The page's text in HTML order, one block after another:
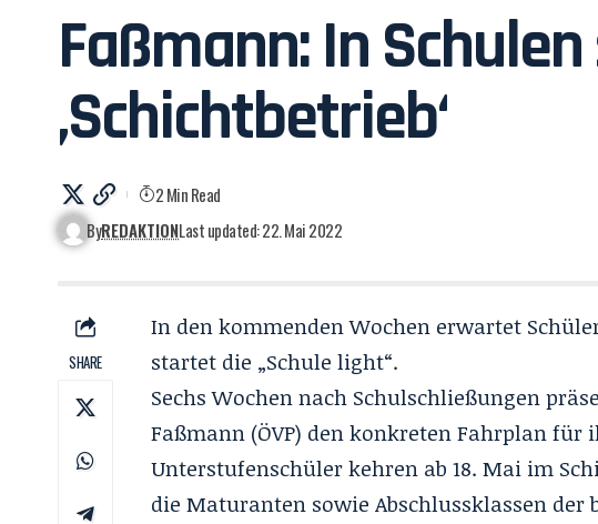
Faßmann: In
‚Schichtbetrieb‘
ByREDAKTIONLast updated: 22. Mai 2022
2 Min Read
SHARE
In den kommenden Wochen erwartet
startet die „Schule light“.
Sechs Wochen nach Schulschließungen
Faßmann (ÖVP) den konkreten Fahrplan
Unterstufenschüler kehren ab 18. Mai im
die Maturanten sowie Abschlussklassen